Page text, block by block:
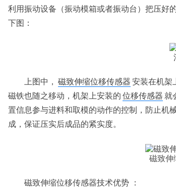
利用振动设备（振动模箱或者振动台）把压好
下图：
上图中， 磁致伸缩位移传感器 安装在机架
磁铁也随之移动，机架上安装的 位移传感器 就
置信息参与进料和取模的动作的控制，防止机
成，保证压实后成品的紧实度。
磁致伸
磁致伸缩位移传感器技术优势 ：